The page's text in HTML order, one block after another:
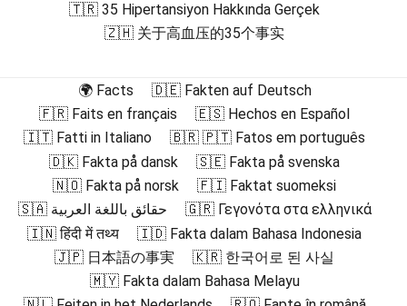
🇹🇷 35 Hipertansiyon Hakkında Gerçek
🇿🇭 关于高血压的35个事实
🌍 Facts
🇩🇪 Fakten auf Deutsch
🇫🇷 Faits en français
🇪🇸 Hechos en Español
🇮🇹 Fatti in Italiano
🇧🇷 🇵🇹 Fatos em português
🇩🇰 Fakta på dansk
🇸🇪 Fakta på svenska
🇳🇴 Fakta på norsk
🇫🇮 Faktat suomeksi
🇸🇦 حقائق باللغة العربية
🇬🇷 Γεγονότα στα ελληνικά
🇮🇳 हिंदी में तथ्य
🇮🇩 Fakta dalam Bahasa Indonesia
🇯🇵 日本語の事実
🇰🇷 한국어로 된 사실
🇲🇾 Fakta dalam Bahasa Melayu